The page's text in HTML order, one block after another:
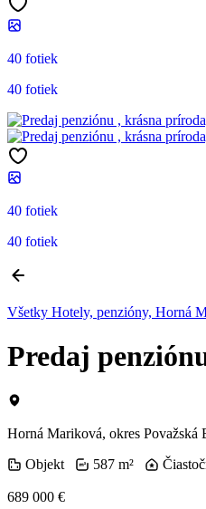
40 fotiek
40 fotiek
40 fotiek
40 fotiek
Všetky Hotely, penzióny, Horná
Predaj
Horná Mariková, okres Považská
Objekt
587 m²
689 000 €